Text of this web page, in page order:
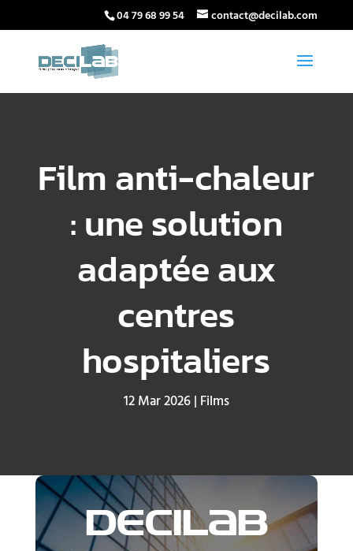
04 79 68 99 54 contact@decilab.com
Film anti-chaleur
: une solution
adaptée aux
centres
hospitaliers
12 Mar 2026| Films
DECILAB